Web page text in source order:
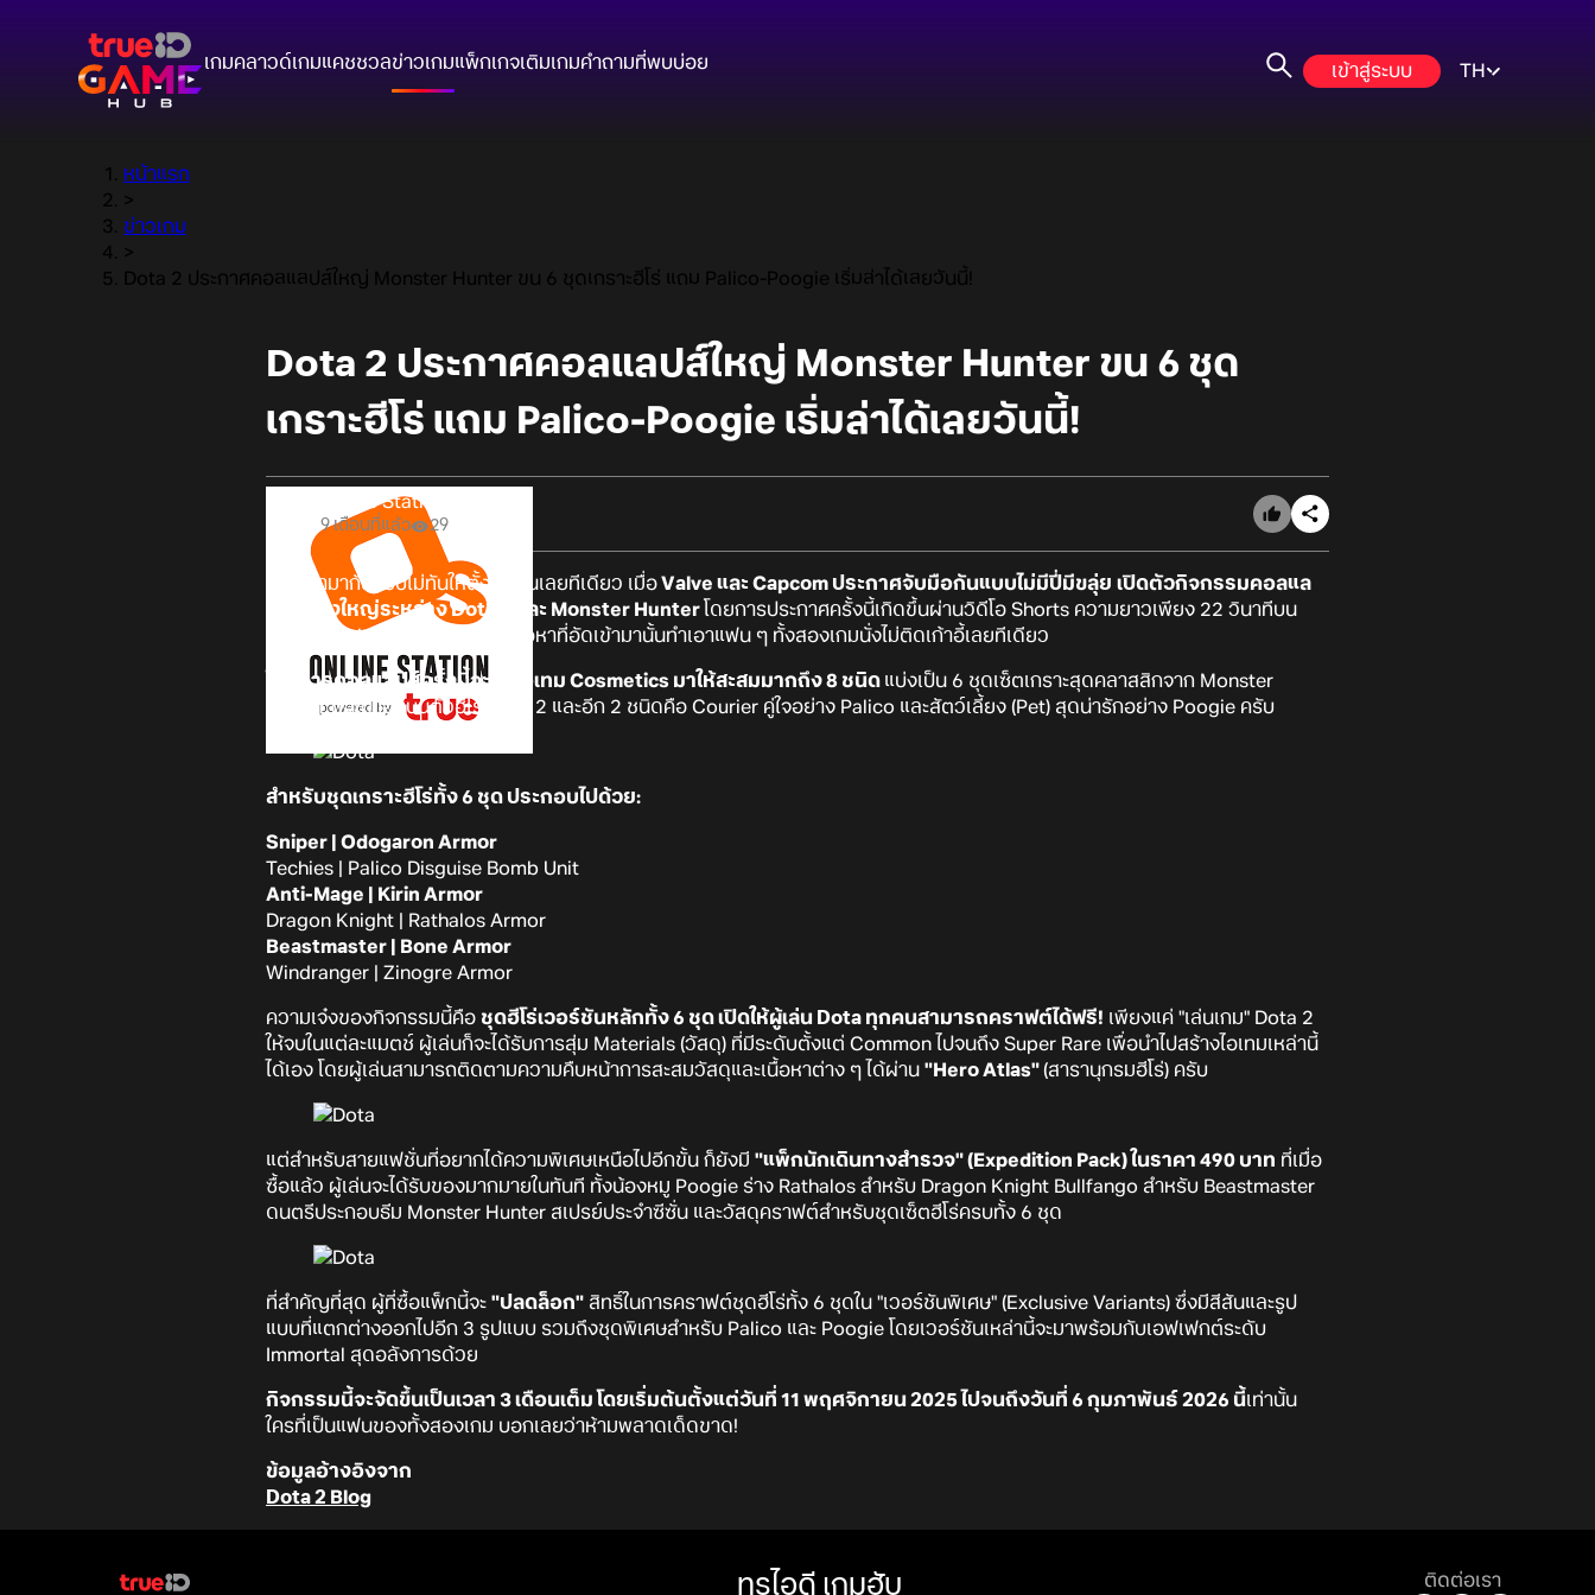
เกมคลาวด์เกมแคชชวลข่าวเกมแพ็กเกจเติมเกมคำถามที่พบบ่อย เข้าสู่ระบบ TH
หน้าแรก
>
ข่าวเกม
>
Dota 2 ประกาศคอลแลปส์ใหญ่ Monster Hunter ขน 6 ชุดเกราะฮีโร่ แถม Palico-Poogie เริ่มล่าได้เลยวันนี้!
Dota 2 ประกาศคอลแลปส์ใหญ่ Monster Hunter ขน 6 ชุด
เกราะฮีโร่ แถม Palico-Poogie เริ่มล่าได้เลยวันนี้!
Online Station
9 เดือนที่แล้ว 29
เรียกว่ามากันแบบไม่ทันให้ตั้งตัวกันเลยทีเดียว เมื่อValve และ Capcom ประกาศจับมือกันแบบไม่มีปี่มีขลุ่ย เปิดตัวกิจกรรมคอลแล
ปส์สุดยิ่งใหญ่ระหว่าง Dota 2 และ Monster Hunter โดยการประกาศครั้งนี้เกิดขึ้นผ่านวิดีโอ Shorts ความยาวเพียง 22 วินาทีบน
ช่อง Youtube ของ dota2 แต่เนื้อหาที่อัดเข้ามานั้นทำเอาแฟน ๆ ทั้งสองเกมนั่งไม่ติดเก้าอี้เลยทีเดียว
โดยการคอลแลปส์ครั้งนี้จะขนไอเทม Cosmetics มาให้สะสมมากถึง 8 ชนิด แบ่งเป็น 6 ชุดเซ็ตเกราะสุดคลาสสิกจาก Monster
Hunter ที่จะมาอยู่บนตัวฮีโร่ Dota 2 และอีก 2 ชนิดคือ Courier คู่ใจอย่าง Palico และสัตว์เลี้ยง (Pet) สุดน่ารักอย่าง Poogie ครับ
สำหรับชุดเกราะฮีโร่ทั้ง 6 ชุด ประกอบไปด้วย:
Sniper | Odogaron Armor
Techies | Palico Disguise Bomb Unit
Anti-Mage | Kirin Armor
Dragon Knight | Rathalos Armor
Beastmaster | Bone Armor
Windranger | Zinogre Armor
ความเจ๋งของกิจกรรมนี้คือ ชุดฮีโร่เวอร์ชันหลักทั้ง 6 ชุด เปิดให้ผู้เล่น Dota ทุกคนสามารถคราฟต์ได้ฟรี! เพียงแค่ "เล่นเกม" Dota 2
ให้จบในแต่ละแมตช์ ผู้เล่นก็จะได้รับการสุ่ม Materials (วัสดุ) ที่มีระดับตั้งแต่ Common ไปจนถึง Super Rare เพื่อนำไปสร้างไอเทมเหล่านี้
ได้เอง โดยผู้เล่นสามารถติดตามความคืบหน้าการสะสมวัสดุและเนื้อหาต่าง ๆ ได้ผ่าน "Hero Atlas"(สารานุกรมฮีโร่) ครับ
แต่สำหรับสายแฟชั่นที่อยากได้ความพิเศษเหนือไปอีกขั้น ก็ยังมี "แพ็กนักเดินทางสำรวจ" (Expedition Pack) ในราคา 490 บาท ที่เมื่อ
ซื้อแล้ว ผู้เล่นจะได้รับของมากมายในทันที ทั้งน้องหมู Poogie ร่าง Rathalos สำหรับ Dragon Knight Bullfango สำหรับ Beastmaster
ดนตรีประกอบธีม Monster Hunter สเปรย์ประจำซีซั่น และวัสดุคราฟต์สำหรับชุดเซ็ตฮีโร่ครบทั้ง 6 ชุด
ที่สำคัญที่สุด ผู้ที่ซื้อแพ็กนี้จะ "ปลดล็อก" สิทธิ์ในการคราฟต์ชุดฮีโร่ทั้ง 6 ชุดใน "เวอร์ชันพิเศษ" (Exclusive Variants) ซึ่งมีสีสันและรูป
แบบที่แตกต่างออกไปอีก 3 รูปแบบ รวมถึงชุดพิเศษสำหรับ Palico และ Poogie โดยเวอร์ชันเหล่านี้จะมาพร้อมกับเอฟเฟกต์ระดับ
Immortal สุดอลังการด้วย
กิจกรรมนี้จะจัดขึ้นเป็นเวลา 3 เดือนเต็ม โดยเริ่มต้นตั้งแต่วันที่ 11 พฤศจิกายน 2025 ไปจนถึงวันที่ 6 กุมภาพันธ์ 2026 นี้เท่านั้น
ใครที่เป็นแฟนของทั้งสองเกม บอกเลยว่าห้ามพลาดเด็ดขาด!
ข้อมูลอ้างอิงจาก
Dota 2 Blog
ทรูไอดี เกมฮับ ติดต่อเรา